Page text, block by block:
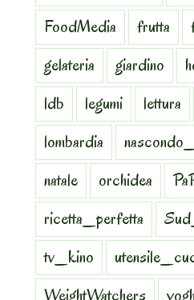
FoodMedia
frutta
gelateria
giardino
ldb
legumi lettura
lombardia
natale
orchidea
ricetta_perfetta
tv_kino
WeightWatchers